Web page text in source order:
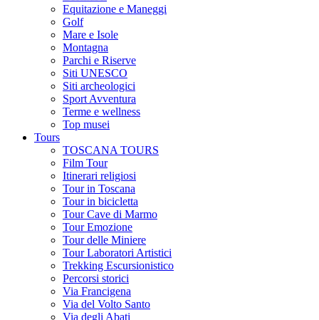
Equitazione e Maneggi
Golf
Mare e Isole
Montagna
Parchi e Riserve
Siti UNESCO
Siti archeologici
Sport Avventura
Terme e wellness
Top musei
Tours
TOSCANA TOURS
Film Tour
Itinerari religiosi
Tour in Toscana
Tour in bicicletta
Tour Cave di Marmo
Tour Emozione
Tour delle Miniere
Tour Laboratori Artistici
Trekking Escursionistico
Percorsi storici
Via Francigena
Via del Volto Santo
Via degli Abati